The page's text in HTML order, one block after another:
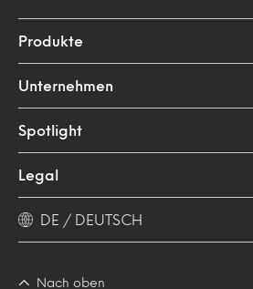
Produkte
Unternehmen
Spotlight
Legal
DE / DEUTSCH
Nach oben